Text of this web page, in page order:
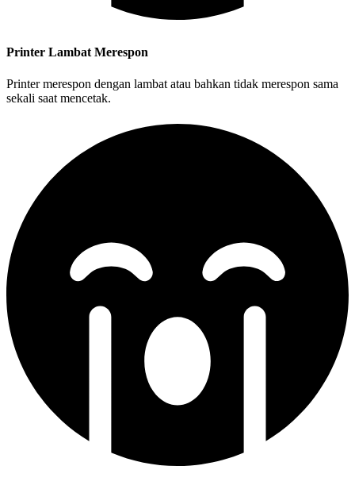
Printer Lambat Merespon
Printer merespon dengan lambat atau bahkan tidak merespon sama
sekali saat mencetak.